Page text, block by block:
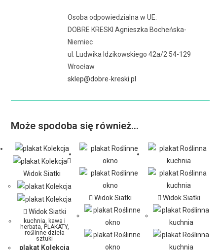
Osoba odpowiedzialna w UE:
DOBRE KRESKI Agnieszka Bocheńska-
Niemiec
ul. Ludwika Idzikowskiego 42a/2 54-129
Wrocław
sklep@dobre-kreski.pl
Może spodoba się również…
Widok Siatki
Widok Siatki
kuchnia, kawa i
herbata, PLAKATY,
roślinne dzieła
sztuki
plakat Kolekcja
Widok Siatki Widok Siatki